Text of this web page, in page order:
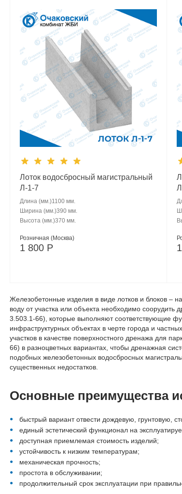
Лоток водосбросный магистральный
Л-1-7
Длина (мм.)1100 мм.
Ширина (мм.)390 мм.
Высота (мм.)370 мм.
Розничная (Москва)
1 800 Р
Железобетонные изделия в виде лотков и блоков –
воду от участка или объекта необходимо
3.503.1-66), которые выполняют соответствующие
инфраструктурных объектах в черте города и
участков в качестве поверхностного дренажа для
66) в разноцветных вариантах, чтобы дренажная
подобных железобетонных водосбросных
существенных недостатков.
Основные преимущества
быстрый вариант отвести дождевую, грунтовую,
единый эстетический функционал на
доступная приемлемая стоимость изделий;
устойчивость к низким температурам;
механическая прочность;
простота в обслуживании;
продолжительный срок эксплуатации при